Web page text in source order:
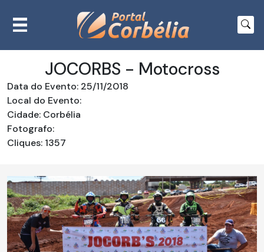
JOCORBS - Motocross
Data do Evento: 25/11/2018
Local do Evento:
Cidade: Corbélia
Fotografo:
Cliques: 1357